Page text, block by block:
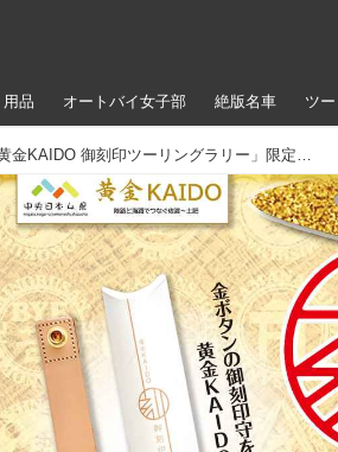
用品 オートバイ女子部 絶版名車 ツ
【〆切迫る！】「黄金KAIDO 御刻印ツーリングラリー」限定グッズの応募は2024年12月31日まで！